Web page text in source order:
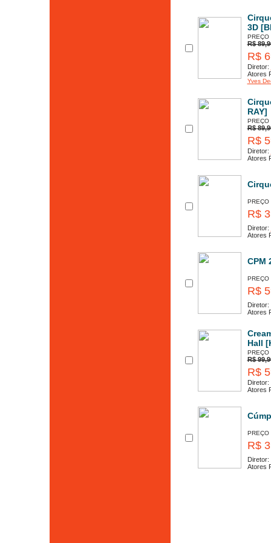
3D
PREÇO
R$
R$
Diretor:
Atores
Yves
RAY]
PREÇO
R$
R$
Diretor:
Atores
PREÇO
R$
Diretor:
Atores
CPM
PREÇO
R$
Diretor:
Atores
Hall
PREÇO
R$
R$
Diretor:
Atores
PREÇO
R$
Diretor:
Atores